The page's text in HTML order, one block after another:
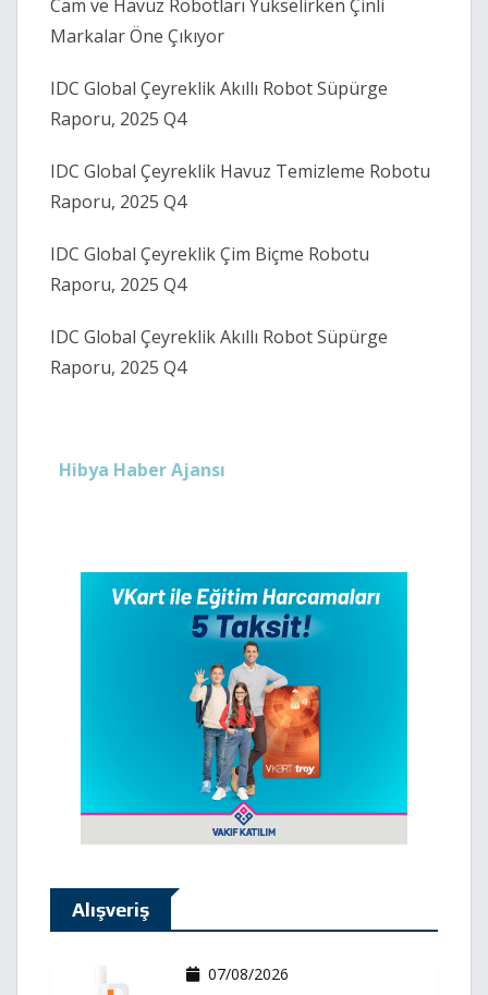
Cam ve Havuz Robotları Yükselirken Çinli
Markalar Öne Çıkıyor
IDC Global Çeyreklik Akıllı Robot Süpürge
Raporu, 2025 Q4
IDC Global Çeyreklik Havuz Temizleme Robotu
Raporu, 2025 Q4
IDC Global Çeyreklik Çim Biçme Robotu
Raporu, 2025 Q4
IDC Global Çeyreklik Akıllı Robot Süpürge
Raporu, 2025 Q4
Hibya Haber Ajansı
Alışveriş
07/08/2026